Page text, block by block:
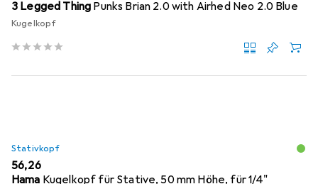
3 Legged Thing Punks Brian 2.0 with Airhed Neo 2.0 Blue
Kugelkopf
Stativkopf
EUR
56,26
Hama Kugelkopf für Stative, 50 mm Höhe, für 1/4"